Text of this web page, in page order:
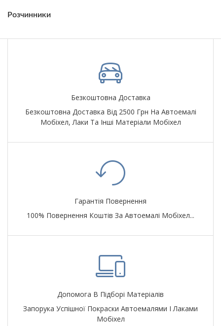
Розчинники
Безкоштовна Доставка
Безкоштовна Доставка Від 2500 Грн На Автоемалі
Мобіхел, Лаки Та Інші Матеріали Мобіхел
Гарантія Повернення
100% Повернення Коштів За Автоемалі Мобіхел...
Допомога В Підборі Матеріалів
Запорука Успішної Покраски Автоемалями І Лаками
Мобіхел